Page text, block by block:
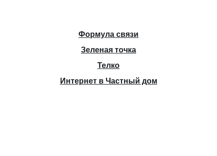
Формула связи
Зеленая точка
Телко
Интернет в Частный дом